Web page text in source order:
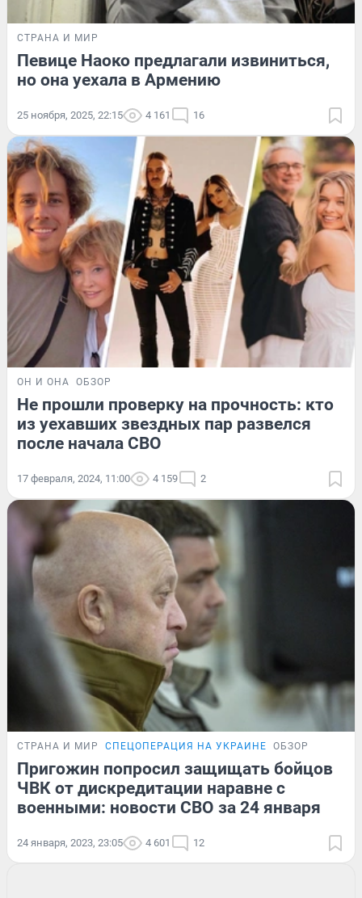
СТРАНА И МИР
Певице Наоко предлагали извиниться,
но она уехала в Армению
25 ноября, 2025, 22:15 4 161 16
ОН И ОНА ОБЗОР
Не прошли проверку на прочность: кто
из уехавших звездных пар развелся
после начала СВО
17 февраля, 2024, 11:00 4 159 2
СТРАНА И МИР СПЕЦОПЕРАЦИЯ НА УКРАИНЕ ОБЗОР
Пригожин попросил защищать бойцов
ЧВК от дискредитации наравне с
военными: новости СВО за 24 января
24 января, 2023, 23:05 4 601 12